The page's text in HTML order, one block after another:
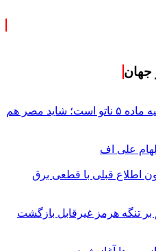
جهان
فیدان: توافق مکه از نظر فنی شبیه ماده ۵ ناتو است؛ شاید مصر هم
علی اف
اطلاع قبلی با قطعی برق
تنگه هرمز غیرقابل بازگشت